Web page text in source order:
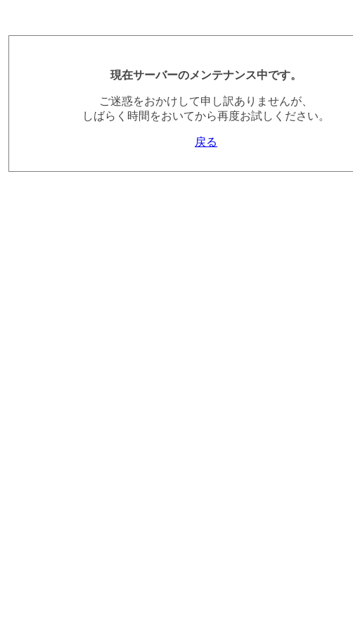
現在サーバーのメンテナンス中です。
ご迷惑をおかけして申し訳ありませんが、
しばらく時間をおいてから再度お試しください。
戻る